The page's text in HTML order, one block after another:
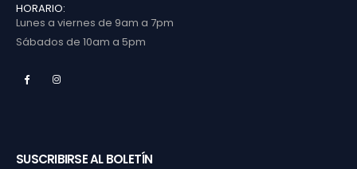
HORARIO:
Lunes a viernes de 9am a 7pm
Sábados de 10am a 5pm
SUSCRIBIRSE AL BOLETÍN